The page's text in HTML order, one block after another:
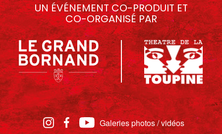
UN ÉVÉNEMENT CO-PRODUIT ET
CO-ORGANISÉ PAR
Galeries photos / vidéos